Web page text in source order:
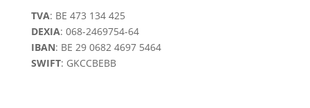
TVA: BE 473 134 425
DEXIA: 068-2469754-64
IBAN: BE 29 0682 4697 5464
SWIFT: GKCCBEBB